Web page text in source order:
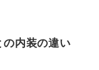
内装の違い